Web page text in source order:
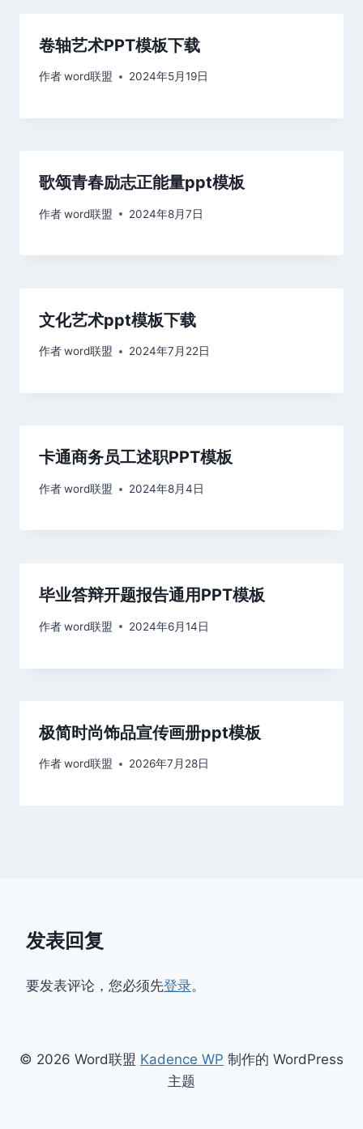
卷轴艺术PPT模板下载
作者word联盟 2024年5月19日
歌颂青春励志正能量ppt模板
作者word联盟 2024年8月7日
文化艺术ppt模板下载
作者word联盟 2024年7月22日
卡通商务员工述职PPT模板
作者word联盟 2024年8月4日
毕业答辩开题报告通用PPT模板
作者word联盟 2024年6月14日
极简时尚饰品宣传画册ppt模板
作者word联盟 2026年7月28日
发表回复
要发表评论，您必须先登录。
© 2026 Word联盟 Kadence WP 制作的 WordPress
主题